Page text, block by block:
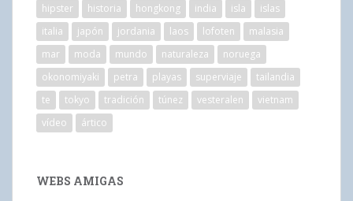
hipster
historia hongkong india isla
islas
italia
japón jordania laos lofoten
malasia
mar
moda mundo naturaleza
noruega
okonomiyaki
petra playas superviaje
tailandia
te
tokyo tradición túnez vesteralen
vietnam
vídeo
ártico
WEBS AMIGAS